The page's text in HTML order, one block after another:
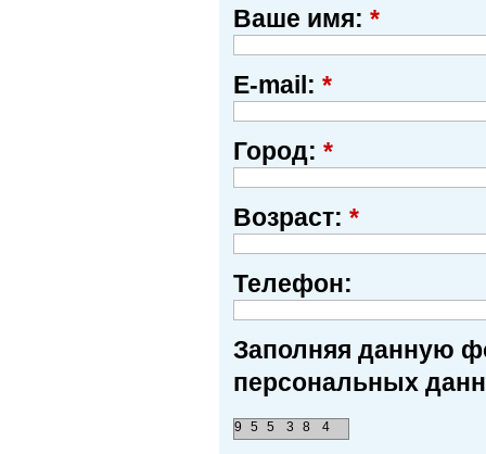
Ваше имя: *
E-mail: *
Город: *
Возраст: *
Телефон:
Заполняя данную
персональных
9 5 5 3 8 4